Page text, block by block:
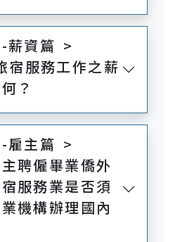
薪資篇 >
宿服務工作之薪
？
雇主篇 >
主聘僱畢業僑外
服務業是否須
機構辦理國內